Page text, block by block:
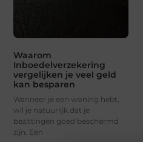
Waarom
Inboedelverzekering
vergelijken je veel geld
kan besparen
Wanneer je een woning hebt,
wil je natuurlijk dat je
bezittingen goed beschermd
zijn. Een